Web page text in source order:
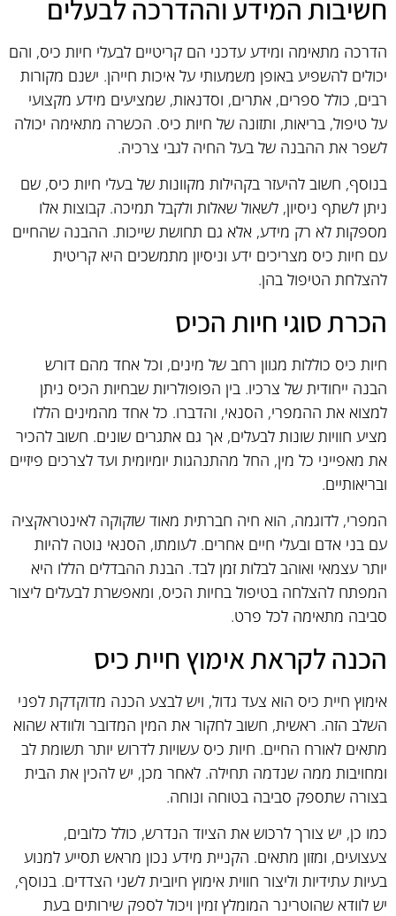
חשיבות המידע וההדרכה לבעלים
הדרכה מתאימה ומידע עדכני הם קריטיים לבעלי חיות כיס, והם
יכולים להשפיע באופן משמעותי על איכות חייהן. ישנם מקורות
רבים, כולל ספרים, אתרים, וסדנאות, שמציעים מידע מקצועי
על טיפול, בריאות, ותזונה של חיות כיס. הכשרה מתאימה יכולה
לשפר את ההבנה של בעל החיה לגבי צרכיה.
בנוסף, חשוב להיעזר בקהילות מקוונות של בעלי חיות כיס, שם
ניתן לשתף ניסיון, לשאול שאלות ולקבל תמיכה. קבוצות אלו
מספקות לא רק מידע, אלא גם תחושת שייכות. ההבנה שהחיים
עם חיות כיס מצריכים ידע וניסיון מתמשכים היא קריטית
להצלחת הטיפול בהן.
הכרת סוגי חיות הכיס
חיות כיס כוללות מגוון רחב של מינים, וכל אחד מהם דורש
הבנה ייחודית של צרכיו. בין הפופולריות שבחיות הכיס ניתן
למצוא את ההמפרי, הסנאי, והדברו. כל אחד מהמינים הללו
מציע חוויות שונות לבעלים, אך גם אתגרים שונים. חשוב להכיר
את מאפייני כל מין, החל מהתנהגות יומיומית ועד לצרכים פיזיים
ובריאותיים.
המפרי, לדוגמה, הוא חיה חברתית מאוד שזקוקה לאינטראקציה
עם בני אדם ובעלי חיים אחרים. לעומתו, הסנאי נוטה להיות
יותר עצמאי ואוהב לבלות זמן לבד. הבנת ההבדלים הללו היא
המפתח להצלחה בטיפול בחיות הכיס, ומאפשרת לבעלים ליצור
סביבה מתאימה לכל פרט.
הכנה לקראת אימוץ חיית כיס
אימוץ חיית כיס הוא צעד גדול, ויש לבצע הכנה מדוקדקת לפני
השלב הזה. ראשית, חשוב לחקור את המין המדובר ולוודא שהוא
מתאים לאורח החיים. חיות כיס עשויות לדרוש יותר תשומת לב
ומחויבות ממה שנדמה תחילה. לאחר מכן, יש להכין את הבית
בצורה שתספק סביבה בטוחה ונוחה.
כמו כן, יש צורך לרכוש את הציוד הנדרש, כולל כלובים,
צעצועים, ומזון מתאים. הקניית מידע נכון מראש תסייע למנוע
בעיות עתידיות וליצור חווית אימוץ חיובית לשני הצדדים. בנוסף,
יש לוודא שהוטרינר המומלץ זמין ויכול לספק שירותים בעת